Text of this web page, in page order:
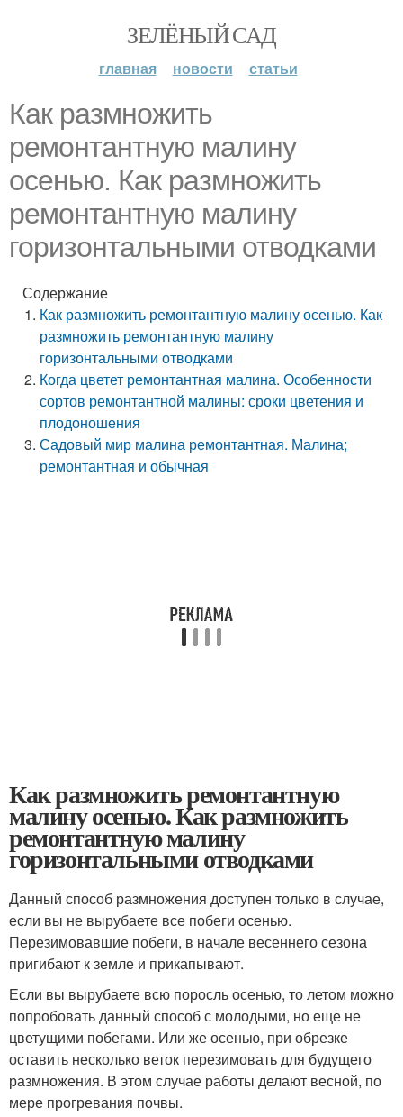
ЗЕЛЁНЫЙ САД
главная новости статьи
Как размножить
ремонтантную малину
осенью. Как размножить
ремонтантную малину
горизонтальными отводками
Содержание
Как размножить ремонтантную малину осенью. Как
размножить ремонтантную малину
горизонтальными отводками
Когда цветет ремонтантная малина. Особенности
сортов ремонтантной малины: сроки цветения и
плодоношения
Садовый мир малина ремонтантная. Малина;
ремонтантная и обычная
Как размножить ремонтантную
малину осенью. Как размножить
ремонтантную малину
горизонтальными отводками
Данный способ размножения доступен только в случае,
если вы не вырубаете все побеги осенью.
Перезимовавшие побеги, в начале весеннего сезона
пригибают к земле и прикапывают.
Если вы вырубаете всю поросль осенью, то летом можно
попробовать данный способ с молодыми, но еще не
цветущими побегами. Или же осенью, при обрезке
оставить несколько веток перезимовать для будущего
размножения. В этом случае работы делают весной, по
мере прогревания почвы.